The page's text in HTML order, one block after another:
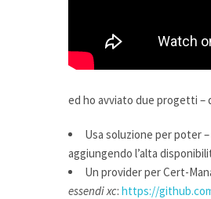
ed ho avviato due progetti –
Usa soluzione per poter
aggiungendo l’alta
Un provider per Cert-
essendi xc: https://